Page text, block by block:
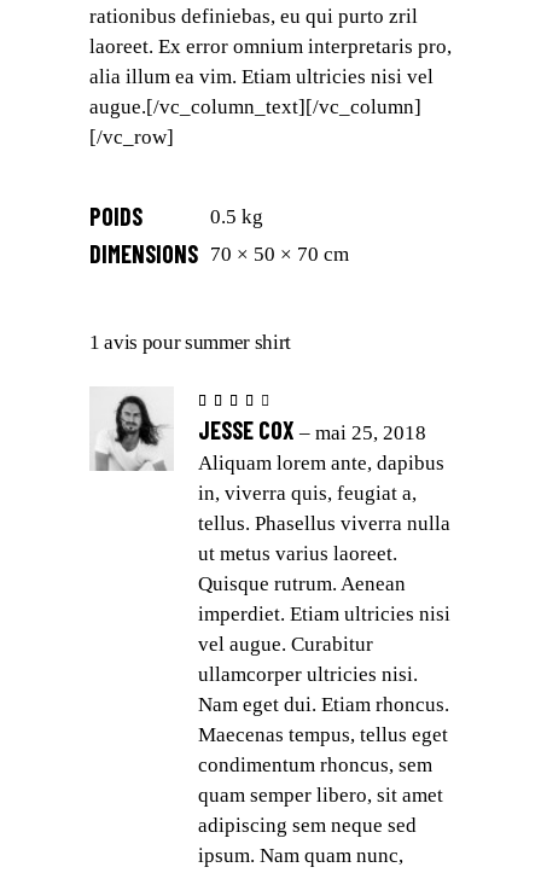
rationibus definiebas, eu qui purto zril
laoreet. Ex error omnium interpretaris pro,
alia illum ea vim. Etiam ultricies nisi vel
augue.[/vc_column_text][/vc_column]
[/vc_row]
POIDS 0.5 kg
DIMENSIONS 70 × 50 × 70 cm
1 avis poursummer shirt
sur
5
JESSE COX – mai 25, 2018
Aliquam lorem ante, dapibus
in, viverra quis, feugiat a,
tellus. Phasellus viverra nulla
ut metus varius laoreet.
Quisque rutrum. Aenean
imperdiet. Etiam ultricies nisi
vel augue. Curabitur
ullamcorper ultricies nisi.
Nam eget dui. Etiam rhoncus.
Maecenas tempus, tellus eget
condimentum rhoncus, sem
quam semper libero, sit amet
adipiscing sem neque sed
ipsum. Nam quam nunc,